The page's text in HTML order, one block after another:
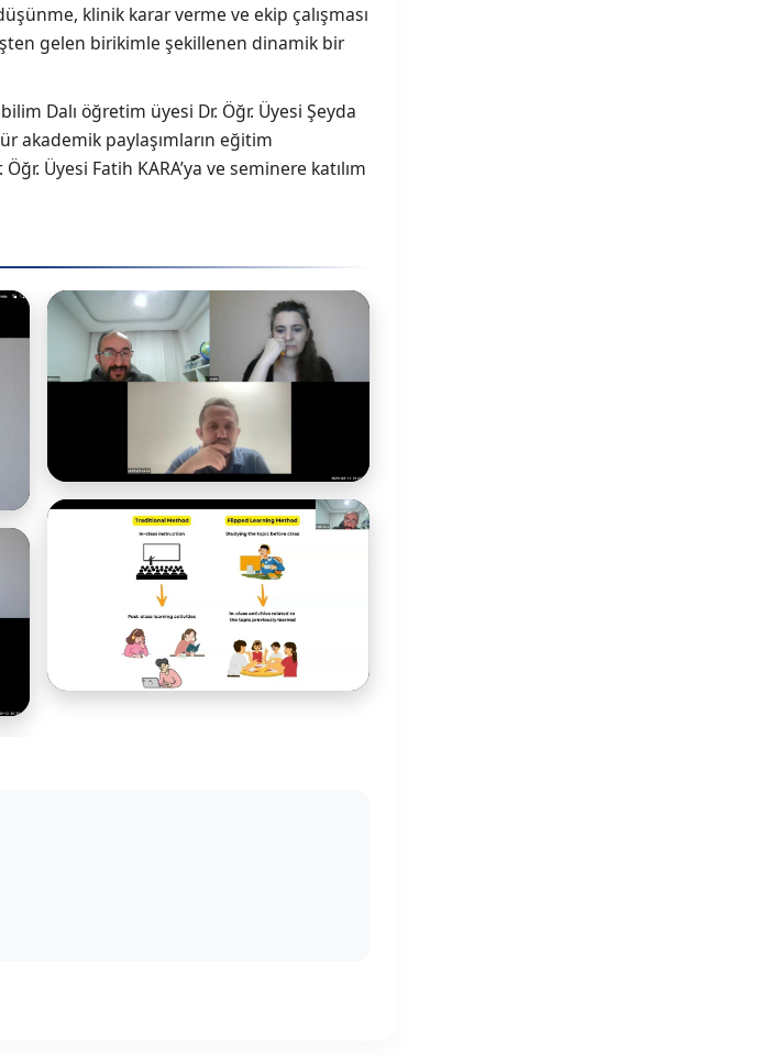
klinik karar verme ve ekip çalışması
gelen birikimle şekillenen dinamik bir
Dalı öğretim üyesi Dr. Öğr. Üyesi Şeyda
akademik paylaşımların eğitim
Üyesi Fatih KARA’ya ve seminere katılım